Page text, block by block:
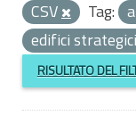
CSV
Tag:
edifici strategici
RISULTATO DEL